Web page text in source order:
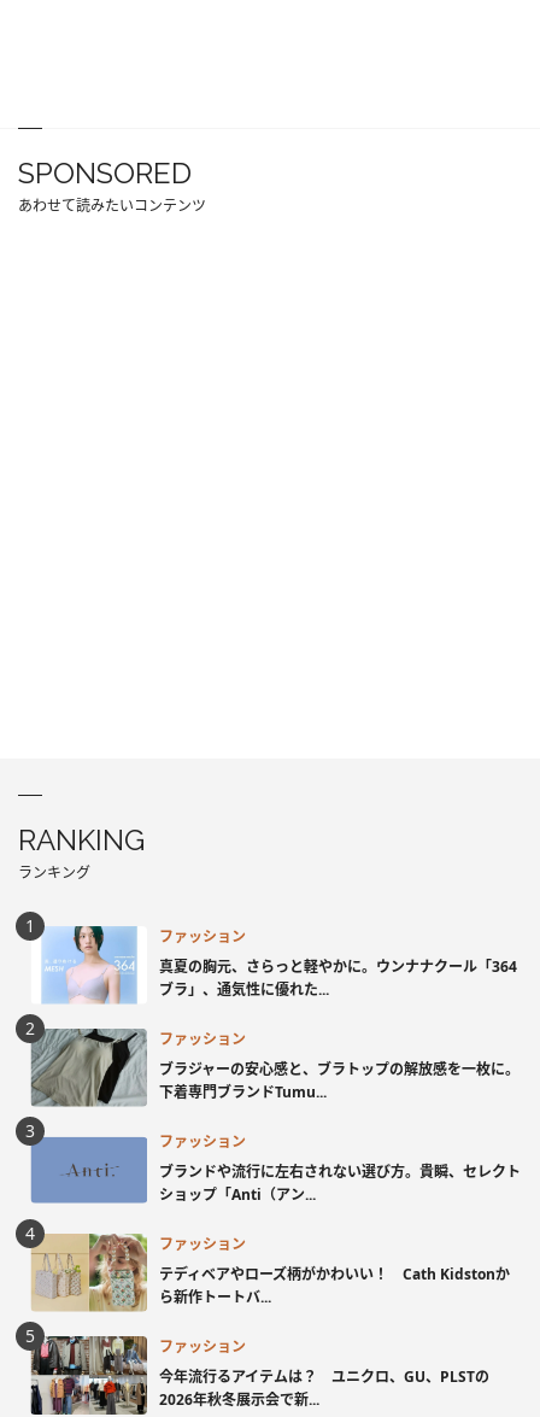
SPONSORED
あわせて読みたいコンテンツ
RANKING
ランキング
ファッション
真夏の胸元、さらっと軽やかに。ウンナナクール「364
ブラ」、通気性に優れた...
ファッション
ブラジャーの安心感と、ブラトップの解放感を一枚に。
下着専門ブランドTumu...
ファッション
ブランドや流行に左右されない選び方。貴瞬、セレクト
ショップ「Anti（アン...
ファッション
テディベアやローズ柄がかわいい！ Cath Kidstonか
ら新作トートバ...
ファッション
今年流行るアイテムは？ ユニクロ、GU、PLSTの
2026年秋冬展示会で新...